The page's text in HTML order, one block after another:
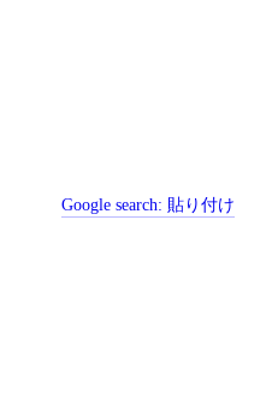
Google search: 貼り付け